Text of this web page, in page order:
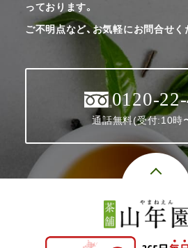
っております。
ご不明点など、お気軽にお問合せく
0120-
通話無料(受付:10時